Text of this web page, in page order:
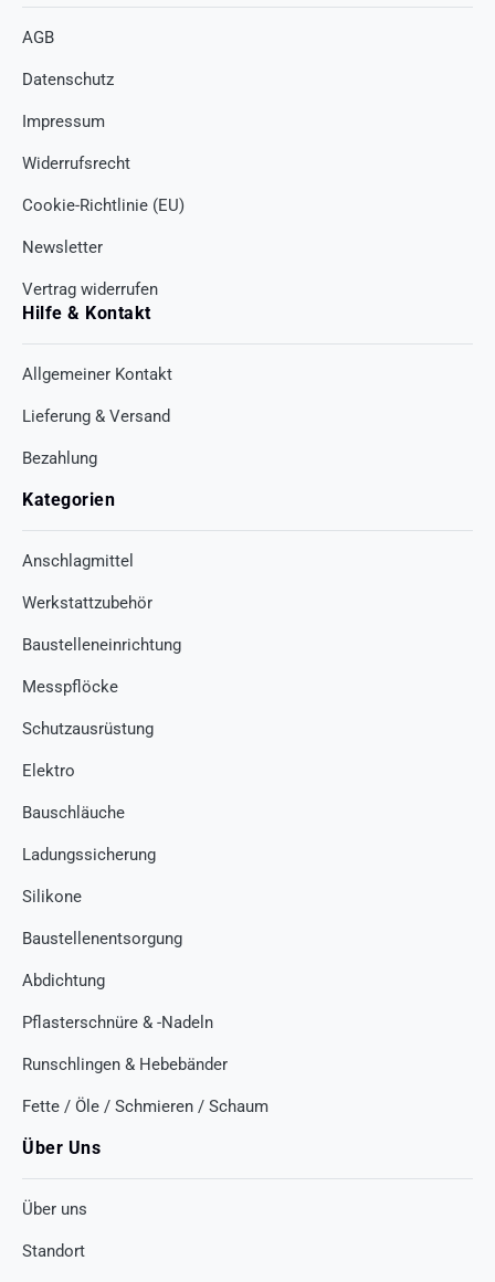
AGB
Datenschutz
Impressum
Widerrufsrecht
Cookie-Richtlinie (EU)
Newsletter
Vertrag widerrufen
Hilfe & Kontakt
Allgemeiner Kontakt
Lieferung & Versand
Bezahlung
Kategorien
Anschlagmittel
Werkstattzubehör
Baustelleneinrichtung
Messpflöcke
Schutzausrüstung
Elektro
Bauschläuche
Ladungssicherung
Silikone
Baustellenentsorgung
Abdichtung
Pflasterschnüre & -Nadeln
Runschlingen & Hebebänder
Fette / Öle / Schmieren / Schaum
Über Uns
Über uns
Standort